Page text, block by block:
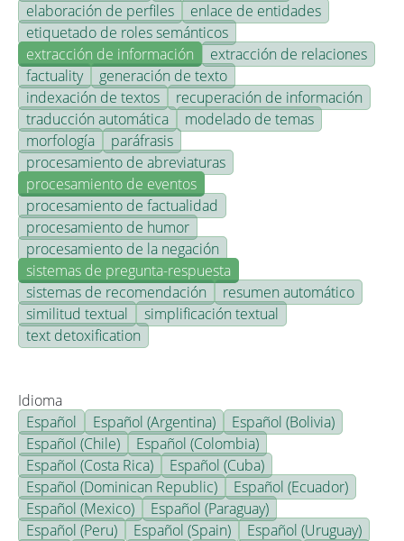
elaboración de perfiles
enlace de entidades
etiquetado de roles semánticos
extracción de información
extracción de relaciones
factuality
generación de texto
indexación de textos
recuperación de información
traducción automática
modelado de temas
morfología
paráfrasis
procesamiento de abreviaturas
procesamiento de eventos
procesamiento de factualidad
procesamiento de humor
procesamiento de la negación
sistemas de pregunta-respuesta
sistemas de recomendación
resumen automático
similitud textual
simplificación textual
text detoxification
Idioma
Español
Español (Argentina)
Español (Bolivia)
Español (Chile)
Español (Colombia)
Español (Costa Rica)
Español (Cuba)
Español (Dominican Republic)
Español (Ecuador)
Español (Mexico)
Español (Paraguay)
Español (Peru)
Español (Spain)
Español (Uruguay)